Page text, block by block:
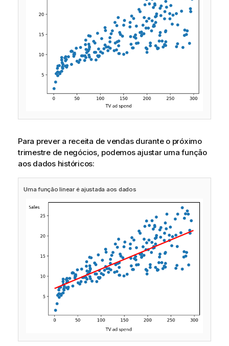
Para prever a receita de vendas durante o próximo
trimestre de negócios, podemos ajustar uma função
aos dados históricos:
Uma função linear é ajustada aos dados